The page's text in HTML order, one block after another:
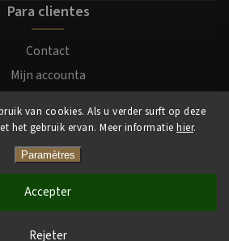
van cookies. Als u verder surft op deze
het gebruik ervan. Meer informatie hier.
Paramètres
Rejeter
Accepter
Para clientes
Contact
Mijn accounta
Login
Mocafino.be